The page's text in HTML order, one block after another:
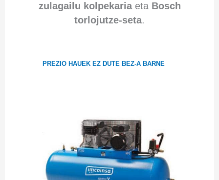
zulagailu kolpekariaeta Bosch
torlojutze-seta.
PREZIO HAUEK EZ DUTE BEZ-A BARNE